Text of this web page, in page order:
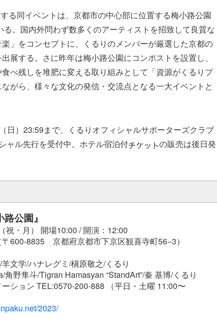
る同イベントは、京都市の中心部に位置する梅小路公園
。国内外問わず数多くのアーティストを招致して良質な
」をコンセプトに、くるりのメンバーが厳選した京都の
展する。さに昨年は梅小路公園にコンポストを設置し、
べ残しを堆肥に変える取り組みとして「資源がくるりプ
がら、様々な文化の発信・交流点となる一大イベントと
日）23:59まで、くるりオフィシャルサポーターズクラブ
ャル先行を受付中。ホテル宿泊付
の販売は後日発
公園』
祝・月） 開場10:00 / 開演：12:00
600-8835 京都府京都市下京区観喜寺町56−3）
文学/ハナレグミ/槇原敬之/くるり
野隼斗/Tigran Hamasyan “StandArt”/秦 基博/くるり
ション TEL:0570-200-888 （平日・土曜 11:00〜
2023/